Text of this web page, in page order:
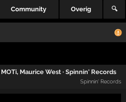
Community Overig 🔍
MOTi, Maurice West ·Spinnin' Records
Spinnin' Records